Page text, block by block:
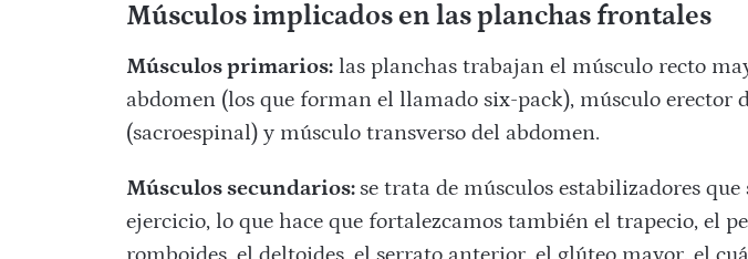
Músculos implicados en las planchas frontales
Músculos primarios:las planchas trabajan el músculo recto
abdomen (los que forman el llamado six-pack), músculo erector
(sacroespinal) y músculo transverso del abdomen.
Músculos secundarios:se trata de músculos estabilizadores que
ejercicio, lo que hace que fortalezcamos también el trapecio, el